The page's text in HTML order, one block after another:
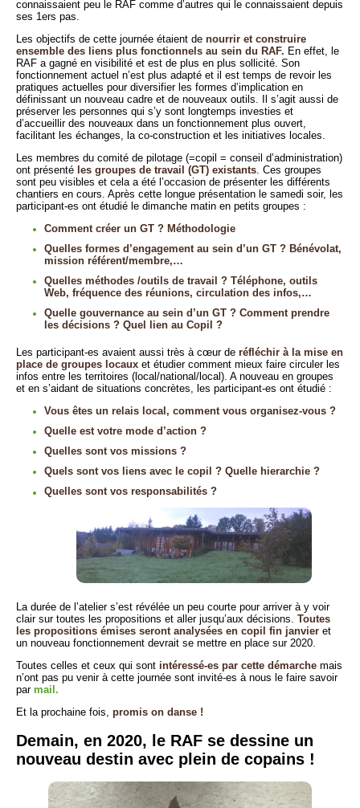
connaissaient peu le RAF comme d’autres qui le connaissaient depuis
ses 1ers pas.
Les objectifs de cette journée étaient de nourrir et construire
ensemble des liens plus fonctionnels au sein du RAF. En effet, le
RAF a gagné en visibilité et est de plus en plus sollicité. Son
fonctionnement actuel n’est plus adapté et il est temps de revoir les
pratiques actuelles pour diversifier les formes d’implication en
définissant un nouveau cadre et de nouveaux outils. Il s’agit aussi de
préserver les personnes qui s’y sont longtemps investies et
d’accueillir des nouveaux dans un fonctionnement plus ouvert,
facilitant les échanges, la co-construction et les initiatives locales.
Les membres du comité de pilotage (=copil = conseil d’administration)
ont présenté les groupes de travail (GT) existants . Ces groupes
sont peu visibles et cela a été l’occasion de présenter les différents
chantiers en cours. Après cette longue présentation le samedi soir, les
participant-es ont étudié le dimanche matin en petits groupes :
Comment créer un GT ? Méthodologie
Quelles formes d’engagement au sein d’un GT ? Bénévolat,
mission référent/membre,…
Quelles méthodes /outils de travail ? Téléphone, outils
Web, fréquence des réunions, circulation des infos,…
Quelle gouvernance au sein d’un GT ? Comment prendre
les décisions ? Quel lien au Copil ?
Les participant-es avaient aussi très à cœur de réfléchir à la mise en
place de groupes locaux et étudier comment mieux faire circuler les
infos entre les territoires (local/national/local). A nouveau en groupes
et en s’aidant de situations concrètes, les participant-es ont étudié :
Vous êtes un relais local, comment vous organisez-vous ?
Quelle est votre mode d’action ?
Quelles sont vos missions ?
Quels sont vos liens avec le copil ? Quelle hierarchie ?
Quelles sont vos responsabilités ?
La durée de l’atelier s’est révélée un peu courte pour arriver à y voir
clair sur toutes les propositions et aller jusqu’aux décisions. Toutes
les propositions émises seront analysées en copil fin janvier et
un nouveau fonctionnement devrait se mettre en place sur 2020.
Toutes celles et ceux qui sont intéressé-es par cette démarche mais
n’ont pas pu venir à cette journée sont invité-es à nous le faire savoir
par mail.
Et la prochaine fois, promis on danse !
Demain, en 2020, le RAF se dessine un
nouveau destin avec plein de copains !